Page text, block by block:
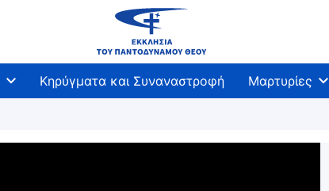
Κηρύγματα και Συναναστροφή Μαρτυρίες